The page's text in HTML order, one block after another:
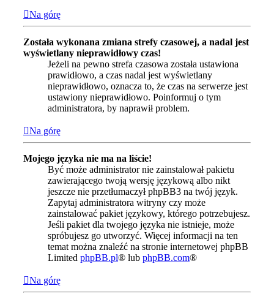
Na górę
Została wykonana zmiana strefy czasowej, a nadal jest
wyświetlany nieprawidłowy czas!
Jeżeli na pewno strefa czasowa została ustawiona
prawidłowo, a czas nadal jest wyświetlany
nieprawidłowo, oznacza to, że czas na serwerze jest
ustawiony nieprawidłowo. Poinformuj o tym
administratora, by naprawił problem.
Na górę
Mojego języka nie ma na liście!
Być może administrator nie zainstalował pakietu
zawierającego twoją wersję językową albo nikt
jeszcze nie przetłumaczył phpBB3 na twój język.
Zapytaj administratora witryny czy może
zainstalować pakiet językowy, którego potrzebujesz.
Jeśli pakiet dla twojego języka nie istnieje, może
spróbujesz go utworzyć. Więcej informacji na ten
temat można znaleźć na stronie internetowej phpBB
Limited phpBB.pl® lub phpBB.com®
Na górę